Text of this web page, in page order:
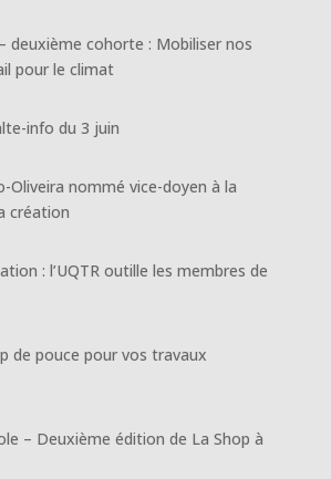
deuxième cohorte : Mobiliser nos
pour le climat
info du 3 juin
Oliveira nommé vice-doyen à la
création
: l’UQTR outille les membres de
de pouce pour vos travaux
– Deuxième édition de La Shop à